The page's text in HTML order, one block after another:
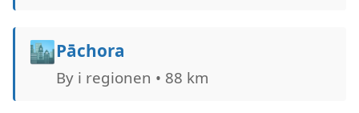
🏙️Pāchora
By i regionen • 88 km